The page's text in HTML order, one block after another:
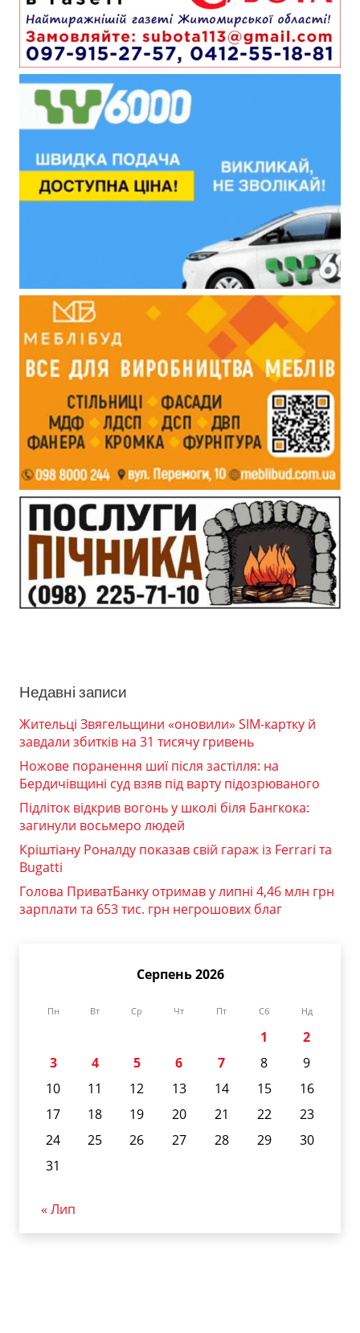
Недавні записи
Жительці Звягельщини «оновили» SIM-картку й
завдали збитків на 31 тисячу гривень
Ножове поранення шиї після застілля: на
Бердичівщині суд взяв під варту підозрюваного
Підліток відкрив вогонь у школі біля Бангкока:
загинули восьмеро людей
Кріштіану Роналду показав свій гараж із Ferrari та
Bugatti
Голова ПриватБанку отримав у липні 4,46 млн грн
зарплати та 653 тис. грн негрошових благ
Серпень 2026
Пн Вт Ср Чт Пт Сб Нд
1
2
3
4 5 6 7 8
9
10
11 12 13 14 15
16
17
18 19 20 21 22
23
24
25 26 27 28 29
30
31
« Лип